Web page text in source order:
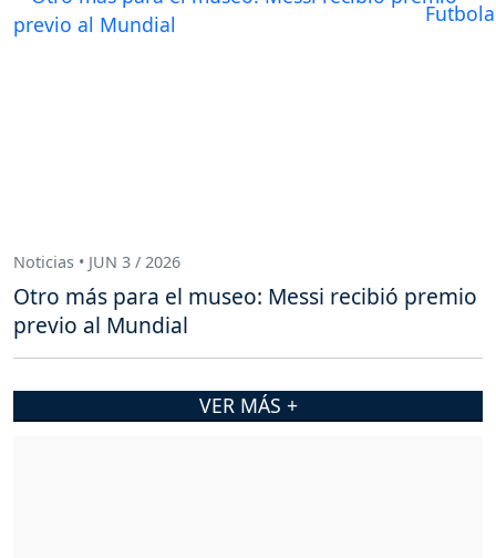
Noticias • JUN 3 / 2026
Otro más para el museo: Messi recibió premio
previo al Mundial
VER MÁS +